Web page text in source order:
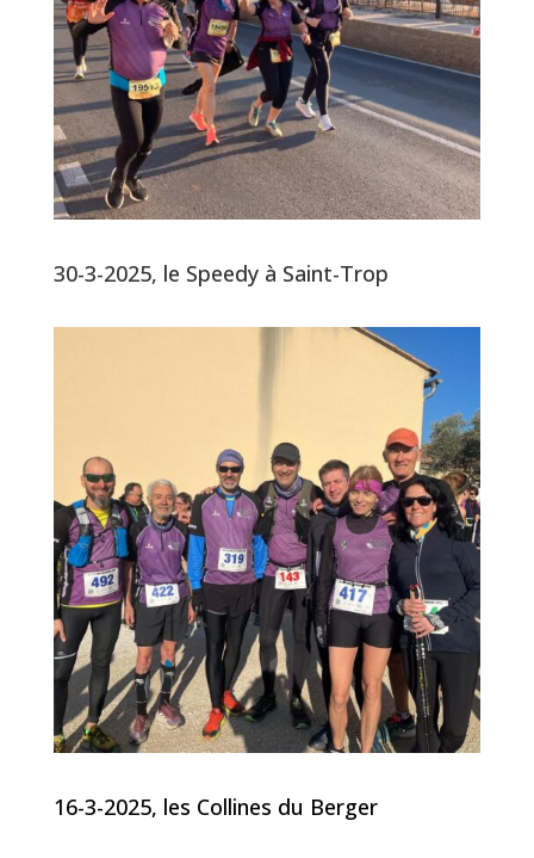
30-3-2025, le Speedy à Saint-Trop
16-3-2025, les Collines du Berger